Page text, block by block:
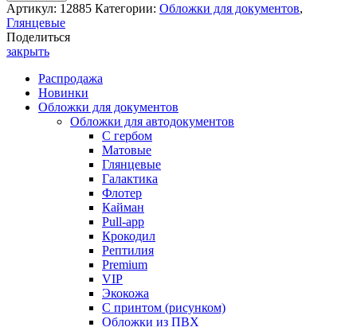
Артикул: 12885 Категории: Обложки для документов,
Глянцевые
Поделиться
закрыть
Распродажа
Новинки
Обложки для документов
Обложки для автодокументов
С гербом
Матовые
Глянцевые
Галактика
Флотер
Кайман
Pull-app
Крокодил
Рептилия
Premium
VIP
Экокожа
С принтом (рисунком)
Обложки из ПВХ